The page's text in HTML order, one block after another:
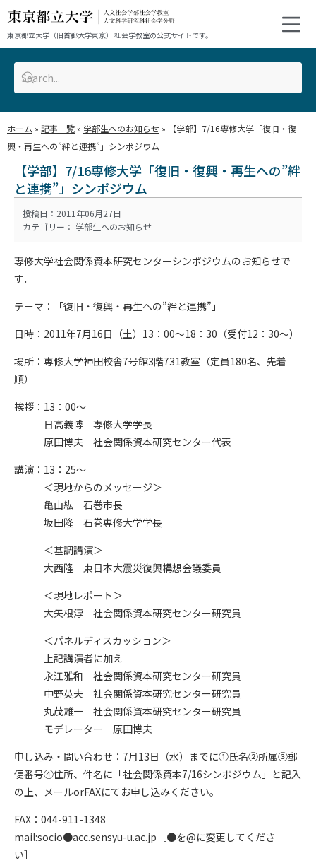
東京都立大学（旧首都大学東京） 社会学教室の公式サイトです。
ホーム » 記事一覧 » 学部生へのお知らせ »
【学部】7/16専修大学「復旧・復
興・再生への”絆と連携”」シンポジウム
【学部】7/16専修大学「復旧・復興・再生への”絆
と連携”」シンポジウム
投稿日：2011年06月27日
カテゴリー： 学部生へのお知らせ
専修大学社会関係資本研究センターシンポジウムのお知らせで
す．
テーマ：「復旧・復興・再生への”絆と連携”」
日時：2011年7月16日（土）13：00～18：30（受付12：30～）
場所：専修大学神田校舎7号館3階731教室（定員180名、先着
順）
挨拶：13：00～
日高義博 専修大学学長
原田博夫 社会関係資本研究センター代表
講演：13：25～
＜現地からのメッセージ＞
亀山紘 石巻市長
坂田隆 石巻専修大学学長
＜基調講演＞
大西隆 東日本大震災復興構想会議委員
＜現地レポート＞
大矢根淳 社会関係資本研究センター研究員
＜パネルディスカッション＞
上記講演者に加え
永江雅和 社会関係資本研究センター研究員
中野英夫 社会関係資本研究センター研究員
丸茂雄一 社会関係資本研究センター研究員
モデレーター 原田博夫
申し込み・問い合わせ：7月13日（水）までに①氏名②所属③郵
便番号④住所、件名に「社会関係資本7/16シンポジウム」と記入
の上、メールorFAXにてお申し込みください。
FAX：044-911-1348
mail:socio●acc.sensyu-u.ac.jp［●を@に変更してくださ
い］